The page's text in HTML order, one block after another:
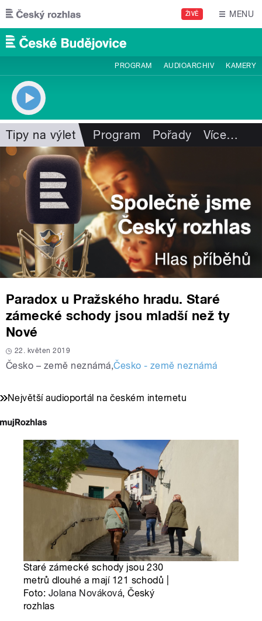
Přejít k hlavnímu obsahu
ŽIVĚ MENU
PROGRAM AUDIOARCHIV KAMERY
Tipy na výlet Program Pořady Více…
Paradox u Pražského hradu. Staré
zámecké schody jsou mladší než ty
Nové
22. květen 2019
Česko – země neznámá,Česko - země neznámá
Největší audioportál na českém internetu
Staré zámecké schody jsou 230
metrů dlouhé a mají 121 schodů |
Foto: Jolana Nováková, Český
rozhlas